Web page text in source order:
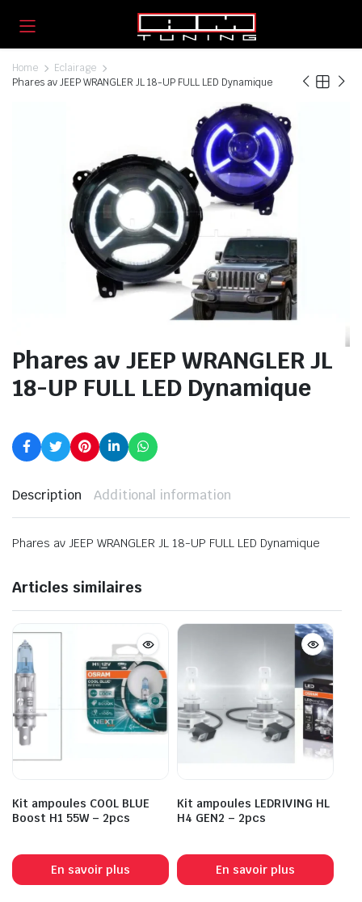
Home
Eclairage
Phares av JEEP WRANGLER JL 18-UP FULL LED Dynamique
Phares av JEEP WRANGLER JL
18-UP FULL LED Dynamique
Description Additional information
Phares av JEEP WRANGLER JL 18-UP FULL LED Dynamique
Articles similaires
Kit ampoules COOL BLUE
Boost H1 55W – 2pcs
En savoir plus
Kit ampoules LEDRIVING HL
H4 GEN2 – 2pcs
En savoir plus